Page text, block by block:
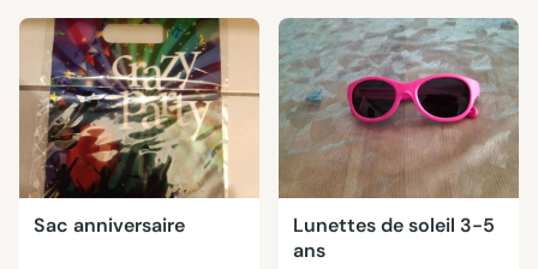
Sac anniversaire
Lunettes de soleil 3-5
ans